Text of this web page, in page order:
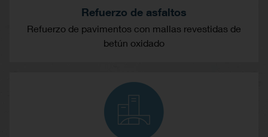
Refuerzo de asfaltos
Refuerzo de pavimentos con mallas revestidas de
betún oxidado